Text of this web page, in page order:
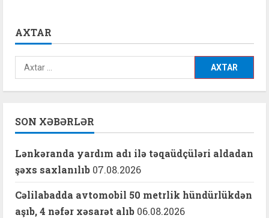
AXTAR
Axtarış:
SON XƏBƏRLƏR
Lənkəranda yardım adı ilə təqaüdçüləri aldadan
şəxs saxlanılıb 07.08.2026
Cəlilabadda avtomobil 50 metrlik hündürlükdən
aşıb, 4 nəfər xəsarət alıb 06.08.2026